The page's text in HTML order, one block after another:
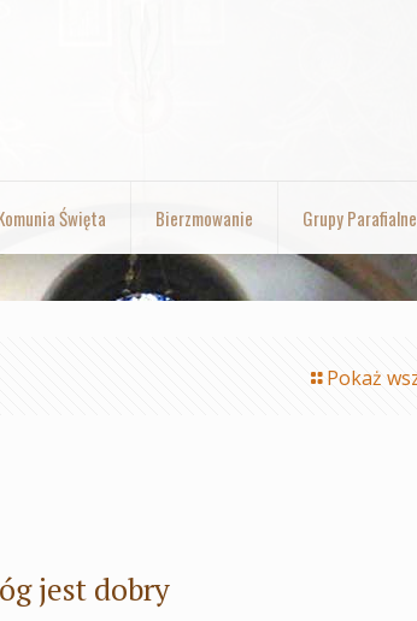
Święta Bierzmowanie Grupy Parafialne
Pokaż
jest dobry